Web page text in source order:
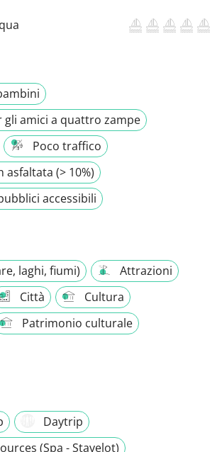
gli amici a quattro zampe
Poco traffico
asfaltata (> 10%)
accessibili
laghi, fiumi)
Attrazioni
Città
Cultura
Patrimonio culturale
Daytrip
(Spa - Stavelot)